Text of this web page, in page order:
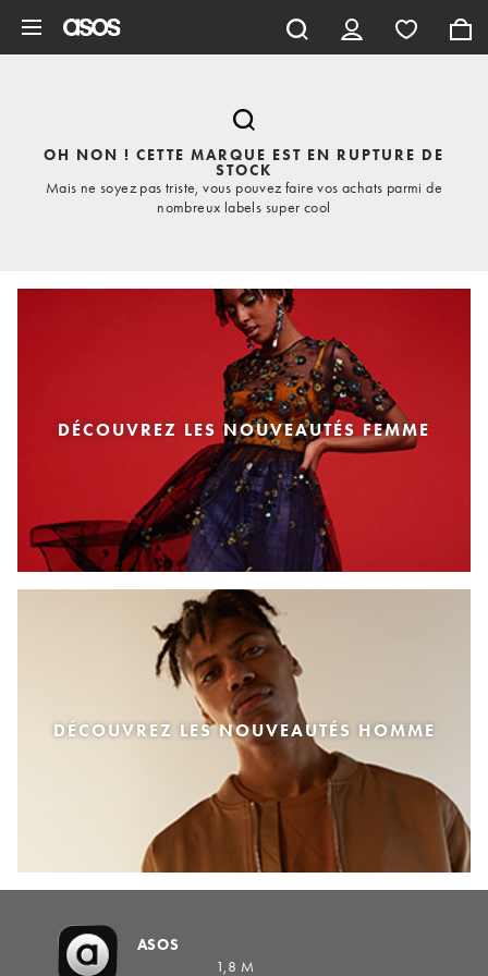
OH NON ! CETTE MARQUE EST EN RUPTURE DE
STOCK
Mais ne soyez pas triste, vous pouvez faire vos achats parmi de
nombreux labels super cool
DÉCOUVREZ LES NOUVEAUTÉS FEMME
DÉCOUVREZ LES NOUVEAUTÉS HOMME
ASOS
1,8 M